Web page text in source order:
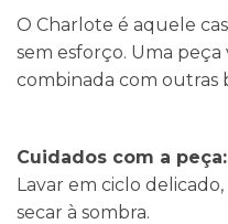
O Charlote é aquele
sem esforço. Uma
combinada com outras
Cuidados com a peça:
Lavar em ciclo
secar à sombra.